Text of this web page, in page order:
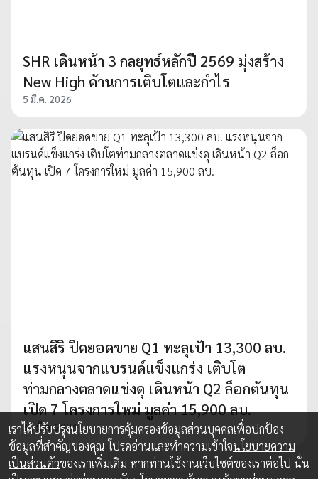
SHR เดินหน้า 3 กลยุทธ์หลักปี 2569 มุ่งสร้าง
New High ด้านการเติบโตและกำไร
5 มี.ค. 2026
แสนสิริ ปิดยอดขาย Q1 ทะลุเป้า 13,300 ลบ.
แรงหนุนจากแบรนด์แข็งแกร่ง เติบโต
ท่ามกลางตลาดแข่งดุ เดินหน้า Q2 ล็อกต้นทุน
เปิด 7 โครงการใหม่ มูลค่า 15,900 ลบ.
31 มี.ค. 2026
เราได้ปรับปรุงนโยบายการคุ้มครองข้อมูลส่วนบุคคลเพื่อปกป้อง
ข้อมูลที่สำคัญของคุณ โปรดอ่านและทำความเข้าใจนโยบายความ
เป็นส่วนตัวของเราเพิ่มเติม หากท่านใช้งานเว็บไซต์ของเราต่อไป นั่น